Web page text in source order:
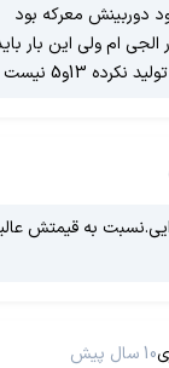
الجی ام ولی این بار
13و5 نیست
به قیمتش
10 سال پیش